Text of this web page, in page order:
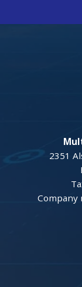
2351
Company